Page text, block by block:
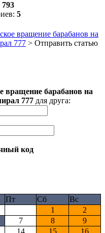
793
5
вращение барабанов на
777 > Отправить статью
вращение барабанов на
777 для друга:
Пт Сб
Вс
1
2
7 8
9
14 15 16